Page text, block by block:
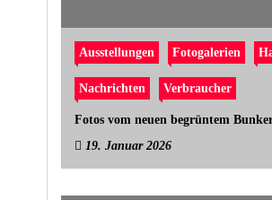
Ausstellungen Fotogalerien
Nachrichten Verbraucher
Fotos vom neuen begrüntem
19. Januar 2026